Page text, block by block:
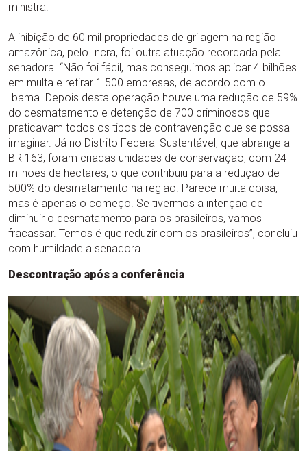
ministra.
A inibição de 60 mil propriedades de grilagem na região
amazônica, pelo Incra, foi outra atuação recordada pela
senadora. “Não foi fácil, mas conseguimos aplicar 4 bilhões
em multa e retirar 1.500 empresas, de acordo com o
Ibama. Depois desta operação houve uma redução de 59%
do desmatamento e detenção de 700 criminosos que
praticavam todos os tipos de contravenção que se possa
imaginar. Já no Distrito Federal Sustentável, que abrange a
BR 163, foram criadas unidades de conservação, com 24
milhões de hectares, o que contribuiu para a redução de
500% do desmatamento na região. Parece muita coisa,
mas é apenas o começo. Se tivermos a intenção de
diminuir o desmatamento para os brasileiros, vamos
fracassar. Temos é que reduzir com os brasileiros”, concluiu
com humildade a senadora.
Descontração após a conferência